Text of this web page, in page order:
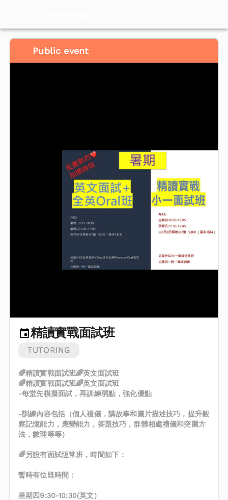
Public event
精讀實戰面試班
TUTORING
🌈精讀實戰面試班🌈英文面試班
🌈精讀實戰面試班🌈英文面試班
-每堂先模擬面試，再訓練弱點，強化優點
-訓練內容包括（個人禮儀，講故事和圖片描述技巧，提升觀
察記憶能力，應變能力，答題技巧，群體相處禮儀和突圍方
法，數理等等）
🌈另設有面試恆常班，時間如下：
暫時有位既時間：
星期四9:30-10:30(英文）